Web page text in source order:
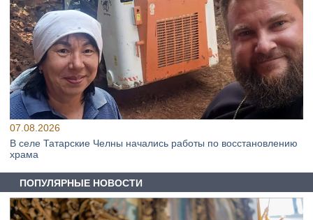
07.08.2026
В селе Татарские Челны начались работы по восстановлению
храма
ПОПУЛЯРНЫЕ НОВОСТИ